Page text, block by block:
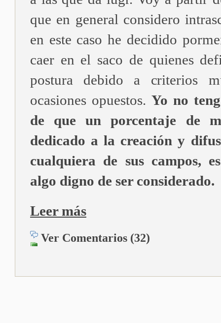
que en general considero
en este caso he decidido
caer en el saco de quienes
postura debido a criterios
ocasiones opuestos. Yo no
de que un porcentaje de
dedicado a la creación y
cualquiera de sus campos,
algo digno de ser considerado.
Leer más
Ver Comentarios (32)